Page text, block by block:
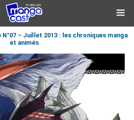
– Juillet 2013 : les chroniques manga
et animés